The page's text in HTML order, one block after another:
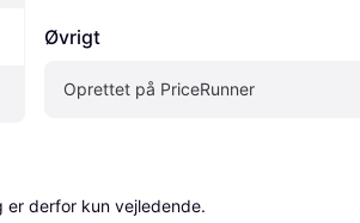
Øvrigt
Oprettet på PriceRunner
er derfor kun vejledende.